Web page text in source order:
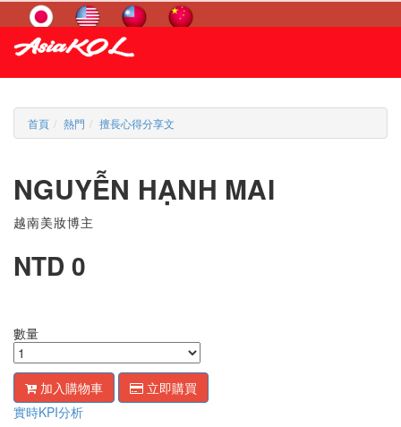
首頁 熱門 擅長心得分享文
NGUYỄN HẠNH MAI
越南美妝博主
NTD 0
數量
加入購物車
立即購買
實時KPI分析